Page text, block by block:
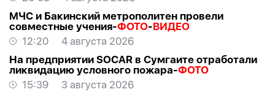
МЧС и Бакинский метрополитен провели
совместные учения-ФОТО-ВИДЕО
12:20
4 августа 2026
На предприятии SOCAR в Сумгаите отработали
ликвидацию условного пожара-ФОТО
15:39
3 августа 2026